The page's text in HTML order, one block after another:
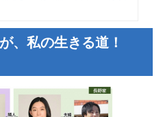
、私の生きる道！